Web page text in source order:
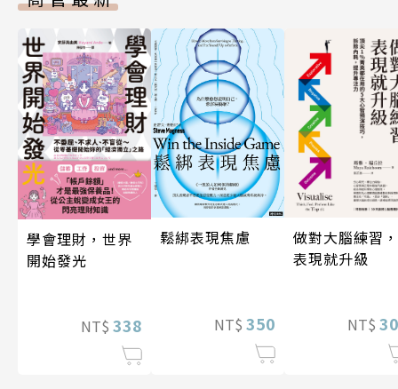
學會理財，世界
開始發光
NT$ 338
鬆綁表現焦慮
NT$ 350
做對大腦練習，
表現就升級
NT$